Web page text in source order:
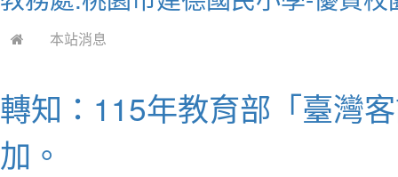
本站消息
轉知：115年教育部「臺灣
加。